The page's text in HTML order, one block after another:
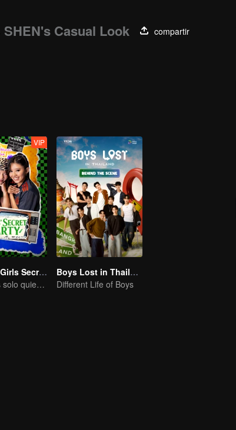
SHEN's Casual Look
compartir
VIP
LOVE(X): Girls Secret Party
Las chicas solo quieren divertirse
Boys Lost in Thailand·Behind the Scene
Different Life of Boys